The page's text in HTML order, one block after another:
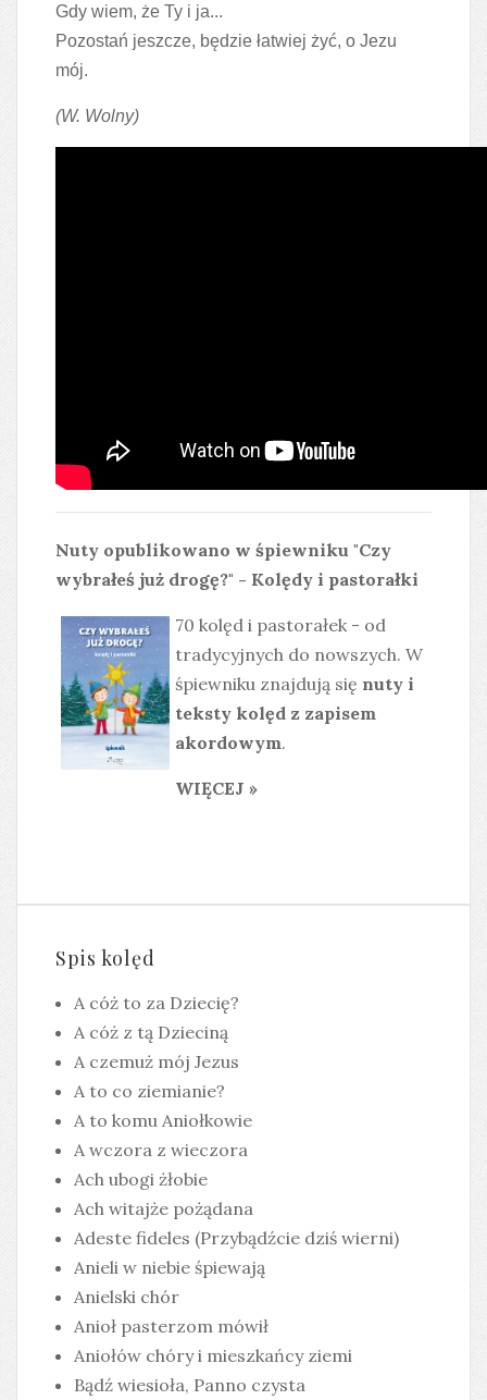
Gdy wiem, że Ty i ja...
Pozostań jeszcze, będzie łatwiej żyć, o Jezu
mój.
(W. Wolny)
Nuty opublikowano w śpiewniku "Czy
wybrałeś już drogę?" - Kolędy i pastorałki
70 kolęd i pastorałek - od
tradycyjnych do nowszych. W
śpiewniku znajdują się nuty i
teksty kolęd z zapisem
akordowym.
WIĘCEJ »
Spis kolęd
A cóż to za Dziecię?
A cóż z tą Dzieciną
A czemuż mój Jezus
A to co ziemianie?
A to komu Aniołkowie
A wczora z wieczora
Ach ubogi żłobie
Ach witajże pożądana
Adeste fideles (Przybądźcie dziś wierni)
Anieli w niebie śpiewają
Anielski chór
Anioł pasterzom mówił
Aniołów chóry i mieszkańcy ziemi
Bądź wiesioła, Panno czysta